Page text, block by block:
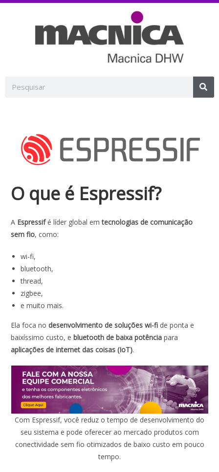
O que é Espressif?
A Espressifé líder global emtecnologias de comunicação
sem fio, como:
wi-fi,
bluetooth,
thread,
zigbee,
e muito mais.
Ela foca nodesenvolvimento de soluções wi-fi de ponta e
baixíssimo custo, ebluetooth de baixa potência para
aplicações de internet das coisas (IoT).
Com Espressif, você reduz o tempo de desenvolvimento do
seu sistema e pode oferecer ao mercado produtos com
conectividade sem fio otimizados de baixo custo em pouco
tempo.